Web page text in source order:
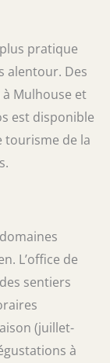
pratique
alentour. Des
Mulhouse et
est disponible
tourisme de la
L’office de
sentiers
(juillet-
à